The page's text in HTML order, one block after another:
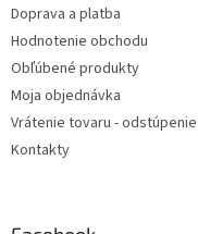
Doprava a platba
Hodnotenie obchodu
Obľúbené produkty
Moja objednávka
Vrátenie tovaru -
Kontakty